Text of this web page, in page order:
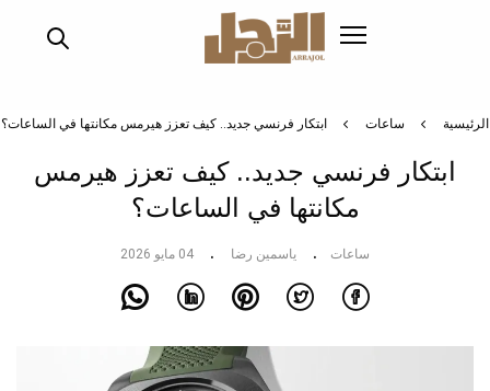
الرئيسية ساعات ابتكار فرنسي جديد.. كيف تعزز هيرمس مكانتها في الساعات؟
ابتكار فرنسي جديد.. كيف تعزز هيرمس
مكانتها في الساعات؟
ساعات ياسمين رضا 04 مايو 2026